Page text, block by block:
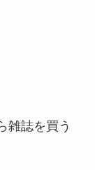
雑誌を買う